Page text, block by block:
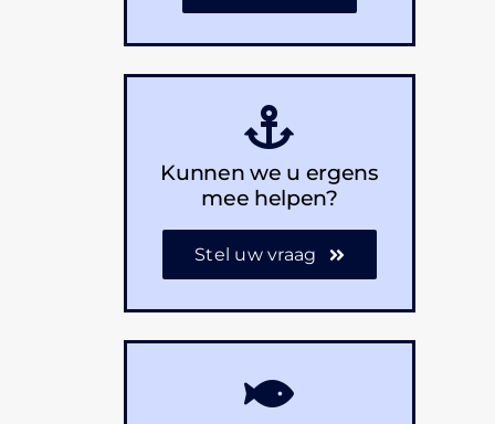
Kunnen we u ergens
mee helpen?
Stel uw vraag